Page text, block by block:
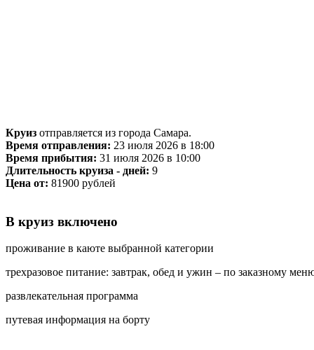
Круиз отправляется из города Самара.
Время отправления: 23 июля 2026 в 18:00
Время прибытия: 31 июля 2026 в 10:00
Длительность круиза - дней: 9
Цена от: 81900 рублей
В круиз включено
проживание в каюте выбранной категории
трехразовое питание: завтрак, обед и ужин – по заказному
развлекательная программа
путевая информация на борту